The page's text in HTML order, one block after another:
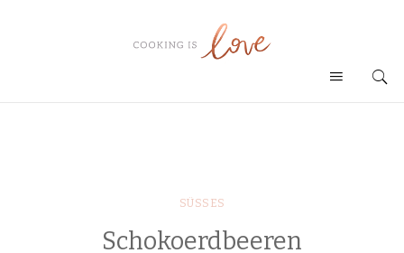
SÜSSES
Schokoerdbeeren